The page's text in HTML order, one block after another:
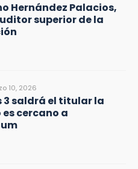
Hernández Palacios,
superior de la
10, 2026
3 saldrá el titular la
es cercano a